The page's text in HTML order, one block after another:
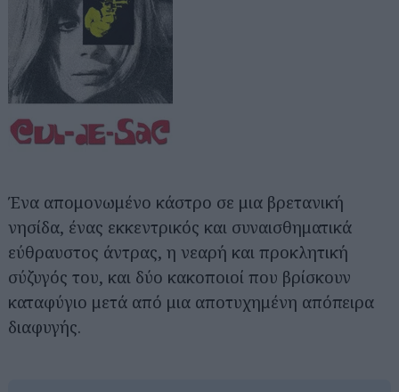
Ένα απομονωμένο κάστρο σε μια βρετανική
νησίδα, ένας εκκεντρικός και συναισθηματικά
εύθραυστος άντρας, η νεαρή και προκλητική
σύζυγός του, και δύο κακοποιοί που βρίσκουν
καταφύγιο μετά από μια αποτυχημένη απόπειρα
διαφυγής.